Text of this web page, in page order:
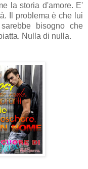
la storia d'amore. E'
Il problema è che lui
bisogno che
Nulla di nulla.